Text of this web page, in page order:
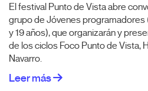
El festival Punto de Vista abre
grupo de Jóvenes programadores
y 19 años), que organizarán y
de los ciclos Foco Punto de Vista,
Navarro.
Leer más